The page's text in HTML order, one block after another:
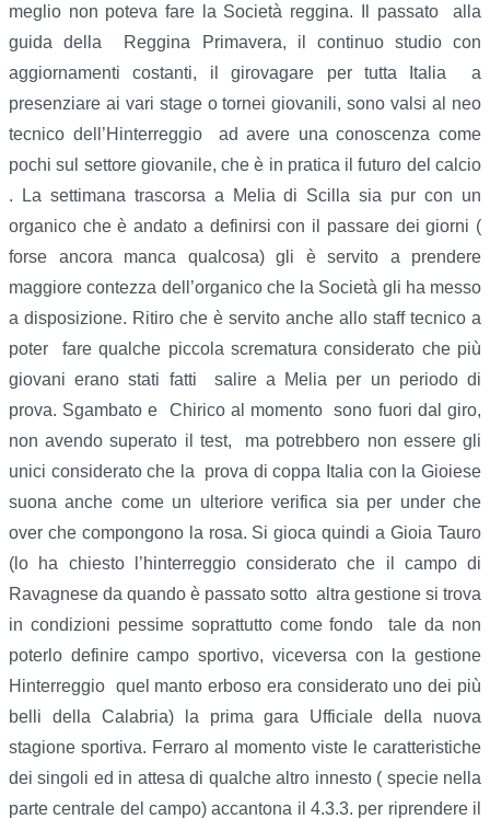
meglio non poteva fare la Società reggina. Il passato alla
guida della Reggina Primavera, il continuo studio con
aggiornamenti costanti, il girovagare per tutta Italia a
presenziare ai vari stage o tornei giovanili, sono valsi al neo
tecnico dell’Hinterreggio ad avere una conoscenza come
pochi sul settore giovanile, che è in pratica il futuro del calcio
. La settimana trascorsa a Melia di Scilla sia pur con un
organico che è andato a definirsi con il passare dei giorni (
forse ancora manca qualcosa) gli è servito a prendere
maggiore contezza dell’organico che la Società gli ha messo
a disposizione. Ritiro che è servito anche allo staff tecnico a
poter fare qualche piccola scrematura considerato che più
giovani erano stati fatti salire a Melia per un periodo di
prova. Sgambato e Chirico al momento sono fuori dal giro,
non avendo superato il test, ma potrebbero non essere gli
unici considerato che la prova di coppa Italia con la Gioiese
suona anche come un ulteriore verifica sia per under che
over che compongono la rosa. Si gioca quindi a Gioia Tauro
(lo ha chiesto l’hinterreggio considerato che il campo di
Ravagnese da quando è passato sotto altra gestione si trova
in condizioni pessime soprattutto come fondo tale da non
poterlo definire campo sportivo, viceversa con la gestione
Hinterreggio quel manto erboso era considerato uno dei più
belli della Calabria) la prima gara Ufficiale della nuova
stagione sportiva. Ferraro al momento viste le caratteristiche
dei singoli ed in attesa di qualche altro innesto ( specie nella
parte centrale del campo) accantona il 4.3.3. per riprendere il